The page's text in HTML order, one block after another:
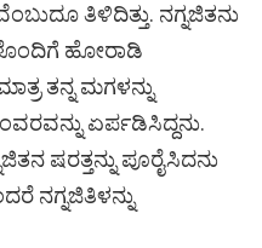
ತಿಳಿದಿತ್ತು. ನಗ್ನಜಿತನು
ಹೋರಾಡಿ
ತನ್ನ ಮಗಳನ್ನು
ಏರ್ಪಡಿಸಿದ್ದನು.
ಷರತ್ತನ್ನು ಪೂರೈಸಿದನು
ನಗ್ನಜಿತಿಳನ್ನು